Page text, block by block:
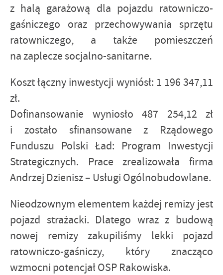
z halą garażową dla pojazdu ratowniczo-
gaśniczego oraz przechowywania sprzętu
ratowniczego, a także pomieszczeń
na zaplecze socjalno-sanitarne.
Koszt łączny inwestycji wyniósł: 1 196 347,11
zł.
Dofinansowanie wyniosło 487 254,12 zł
i zostało sfinansowane z Rządowego
Funduszu Polski Ład: Program Inwestycji
Strategicznych. Prace zrealizowała firma
Andrzej Dzienisz – Usługi Ogólnobudowlane.
Nieodzownym elementem każdej remizy jest
pojazd strażacki. Dlatego wraz z budową
nowej remizy zakupiliśmy lekki pojazd
ratowniczo-gaśniczy, który znacząco
wzmocni potencjał OSP Rakowiska.